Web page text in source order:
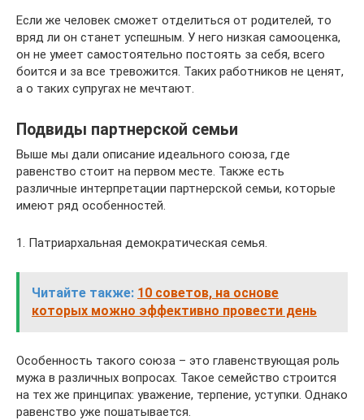
Если же человек сможет отделиться от родителей, то
вряд ли он станет успешным. У него низкая самооценка,
он не умеет самостоятельно постоять за себя, всего
боится и за все тревожится. Таких работников не ценят,
а о таких супругах не мечтают.
Подвиды партнерской семьи
Выше мы дали описание идеального союза, где
равенство стоит на первом месте. Также есть
различные интерпретации партнерской семьи, которые
имеют ряд особенностей.
1. Патриархальная демократическая семья.
Читайте также: 10 советов, на основе
которых можно эффективно провести день
Особенность такого союза – это главенствующая роль
мужа в различных вопросах. Такое семейство строится
на тех же принципах: уважение, терпение, уступки. Однако
равенство уже пошатывается.